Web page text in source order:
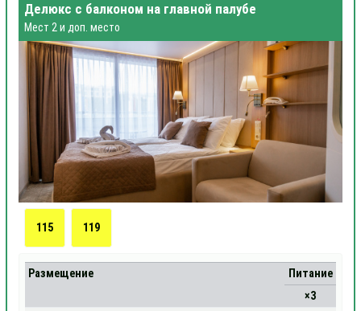
Делюкс с балконом на главной палубе
Мест 2 и доп. место
115 119
Размещение
Питание
×3